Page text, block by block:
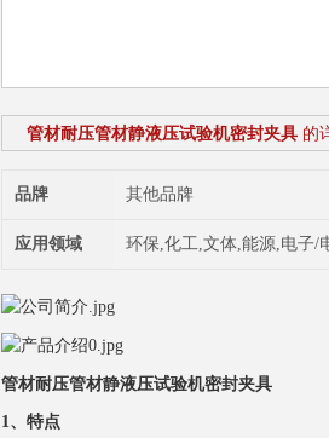
管材耐压管材静液压试验机密封夹具 的
品牌 其他品牌
应用领域 环保,化工,文体,能源,电子/
管材耐压管材静液压试验机密封夹具
1、特点